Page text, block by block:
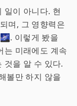
일이 아니다. 현
며, 그 영향력은
이렇게 봤을
는 미래에도 계속
것을 알 수 있다.
볼만 하지 않을